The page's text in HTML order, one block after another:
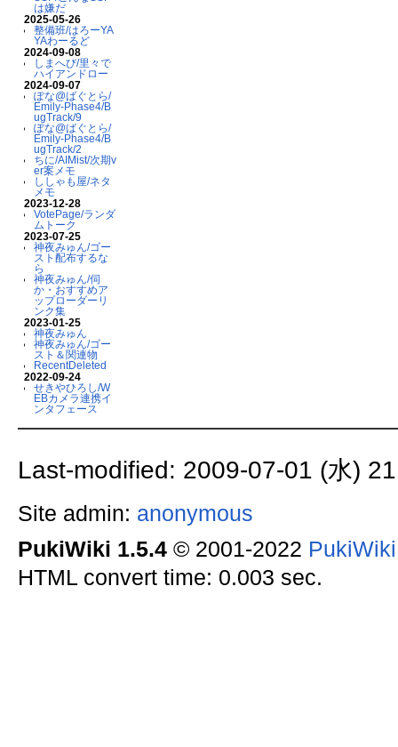
は嫌だ
2025-05-26
整備班/はろーYA
YAわーるど
2024-09-08
しまへび/里々で
ハイアンドロー
2024-09-07
ぽな@ばぐとら/
Emily-Phase4/B
ugTrack/9
ぽな@ばぐとら/
Emily-Phase4/B
ugTrack/2
ちに/AIMist/次期v
er案メモ
ししゃも屋/ネタ
メモ
2023-12-28
VotePage/ランダ
ムトーク
2023-07-25
神夜みゅん/ゴー
スト配布するな
ら
神夜みゅん/伺
か・おすすめア
ップローダーリ
ンク集
2023-01-25
神夜みゅん
神夜みゅん/ゴー
スト＆関連物
RecentDeleted
2022-09-24
せきやひろし/W
EBカメラ連携イ
ンタフェース
Last-modified: 2009-07-01 (水)
Site admin: anonymous
PukiWiki 1.5.4© 2001-2022
HTML convert time: 0.003 sec.